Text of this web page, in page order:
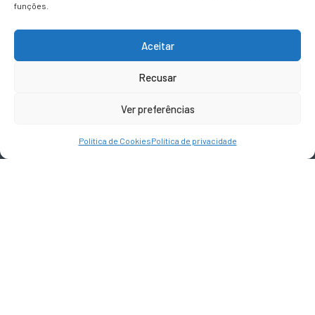
funções.
Aceitar
Recusar
Ver preferências
Política de CookiesPolítica de privacidade
Vila Real
CONTACTOS